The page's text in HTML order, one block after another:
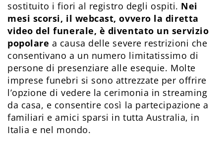
sostituito i fiori al registro degli ospiti. Nei
mesi scorsi, il webcast, ovvero la diretta
video del funerale, è diventato un servizio
popolare a causa delle severe restrizioni che
consentivano a un numero limitatissimo di
persone di presenziare alle esequie. Molte
imprese funebri si sono attrezzate per offrire
l’opzione di vedere la cerimonia in streaming
da casa, e consentire così la partecipazione a
familiari e amici sparsi in tutta Australia, in
Italia e nel mondo.